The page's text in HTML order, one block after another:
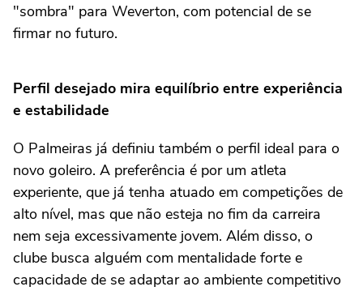
"sombra" para Weverton, com potencial de se
firmar no futuro.
Perfil desejado mira equilíbrio entre experiência
e estabilidade
O Palmeiras já definiu também o perfil ideal para o
novo goleiro. A preferência é por um atleta
experiente, que já tenha atuado em competições de
alto nível, mas que não esteja no fim da carreira
nem seja excessivamente jovem. Além disso, o
clube busca alguém com mentalidade forte e
capacidade de se adaptar ao ambiente competitivo